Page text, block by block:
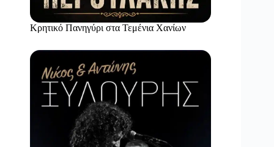
Κρητικό Πανηγύρι στα Τεμένια Χανίων